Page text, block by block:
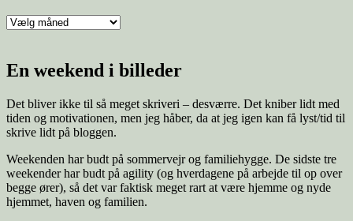
En weekend i billeder
Det bliver ikke til så meget skriveri – desværre. Det kniber lidt med
tiden og motivationen, men jeg håber, da at jeg igen kan få lyst/tid til
skrive lidt på bloggen.
Weekenden har budt på sommervejr og familiehygge. De sidste tre
weekender har budt på agility (og hverdagene på arbejde til op over
begge ører), så det var faktisk meget rart at være hjemme og nyde
hjemmet, haven og familien.